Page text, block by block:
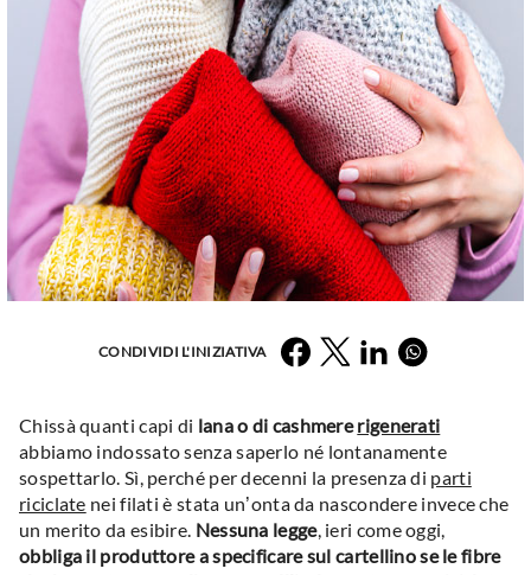
CONDIVIDI L'INIZIATIVA FacebookTwitter LinkedInWhatsapp
Chissà quanti capi di lana o di cashmererigenerati
abbiamo indossato senza saperlo né lontanamente
sospettarlo. Sì, perché per decenni la presenza di parti
riciclate nei filati è stata un’onta da nascondere invece che
un merito da esibire. Nessuna legge, ieri come oggi,
obbliga il produttore a specificare sul cartellino se le fibre